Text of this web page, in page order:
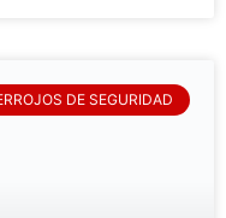
DE SEGURIDAD